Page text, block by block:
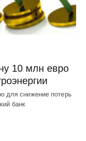
10 млн евро
для снижение потерь
банк